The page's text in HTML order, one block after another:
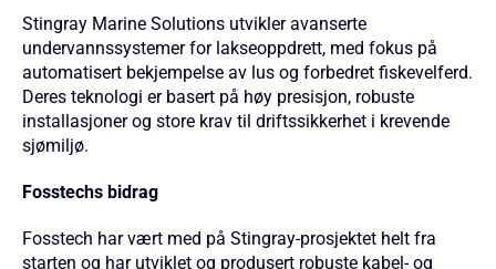
Stingray Marine Solutions utvikler avanserte
undervannssystemer for lakseoppdrett, med fokus på
automatisert bekjempelse av lus og forbedret fiskevelferd.
Deres teknologi er basert på høy presisjon, robuste
installasjoner og store krav til driftssikkerhet i krevende
sjømiljø.
Fosstechs bidrag
Fosstech har vært med på Stingray-prosjektet helt fra
starten og har utviklet og produsert robuste kabel- og